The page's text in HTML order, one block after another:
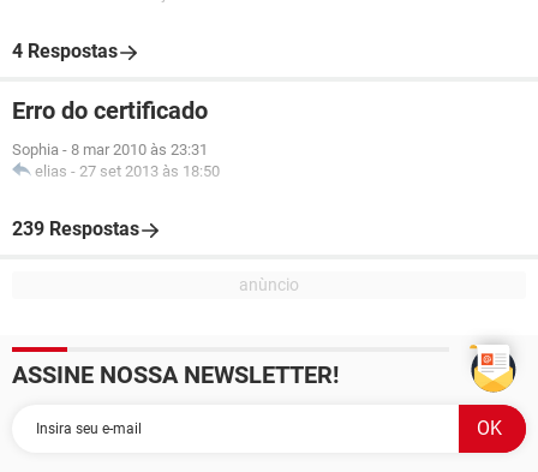
4 Respostas
Erro do certificado
Sophia - 8 mar 2010 às 23:31
elias - 27 set 2013 às 18:50
239 Respostas
ASSINE NOSSA NEWSLETTER!